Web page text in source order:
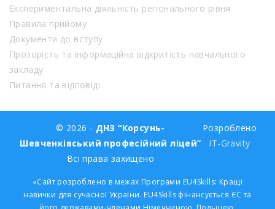
Експериментальна діяльність регіонального рівня
Правила прийому
Документи до вступу
Прозорість та інформаційна відкритість навчального
закладу
Питання та відповіді
© 2026 - ДНЗ “Корсунь-
Шевченківський професійний ліцей”
Всі права захищено
Розроблено
IT-Gravity
«Сайт розроблено в межах Програми EU4Skills: Кращі
навички для сучасної України. EU4Skills фінансується ЄС та